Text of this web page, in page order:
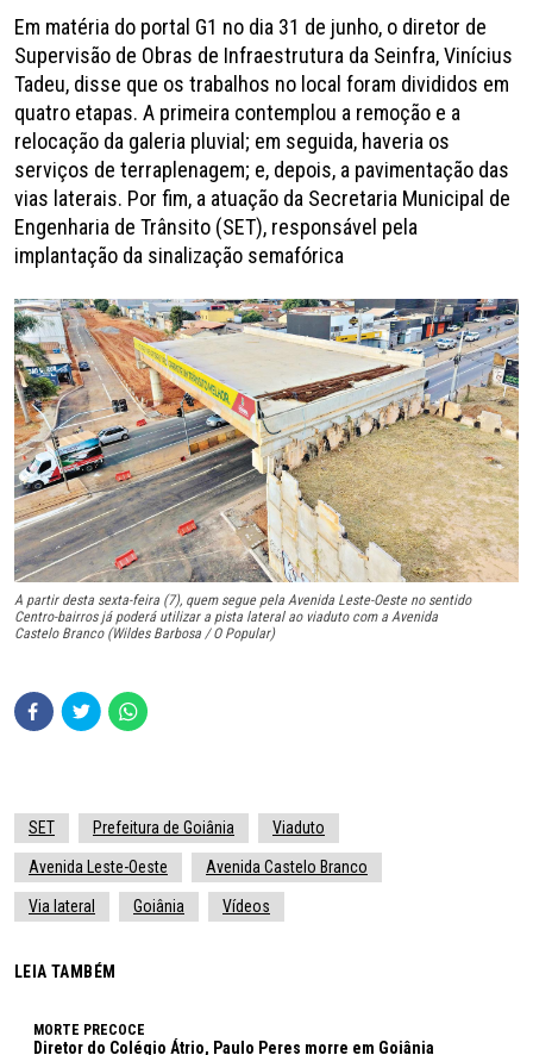
Em matéria do portal G1 no dia 31 de junho, o diretor de
Supervisão de Obras de Infraestrutura da Seinfra, Vinícius
Tadeu, disse que os trabalhos no local foram divididos em
quatro etapas. A primeira contemplou a remoção e a
relocação da galeria pluvial; em seguida, haveria os
serviços de terraplenagem; e, depois, a pavimentação das
vias laterais. Por fim, a atuação da Secretaria Municipal de
Engenharia de Trânsito (SET), responsável pela
implantação da sinalização semafórica
A partir desta sexta-feira (7), quem segue pela Avenida Leste-Oeste no sentido
Centro-bairros já poderá utilizar a pista lateral ao viaduto com a Avenida
Castelo Branco (Wildes Barbosa / O Popular)
SET Prefeitura de Goiânia Viaduto
Avenida Leste-Oeste Avenida Castelo Branco
Via lateral Goiânia Vídeos
LEIA TAMBÉM
MORTE PRECOCE
Diretor do Colégio Átrio, Paulo Peres morre em Goiânia